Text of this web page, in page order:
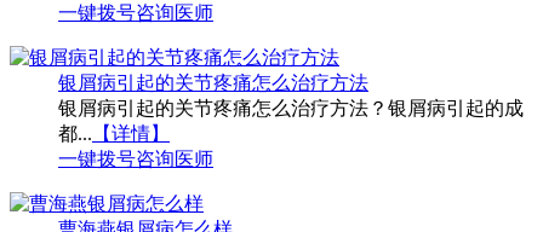
一键拨号咨询医师
银屑病引起的关节疼痛怎么治疗方法
银屑病引起的关节疼痛怎么治疗方法？银屑病引起的成
都... 【详情】
一键拨号咨询医师